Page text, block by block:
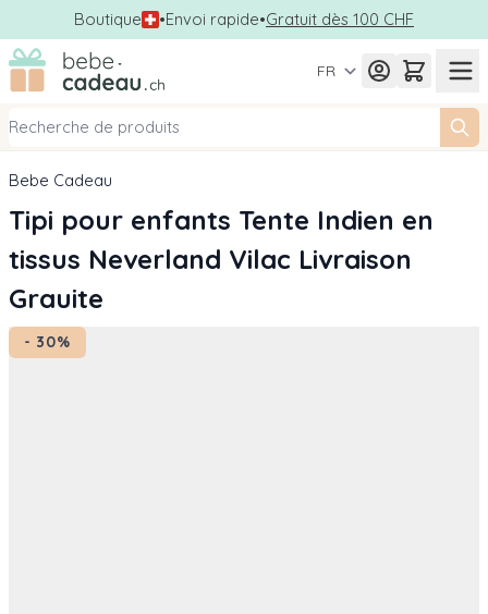
Boutique •Envoi rapide•Gratuit dès 100 CHF
Allez au contenu
FR
Bebe Cadeau
Tipi pour enfants Tente Indien en
tissus Neverland Vilac Livraison
Grauite
- 30%